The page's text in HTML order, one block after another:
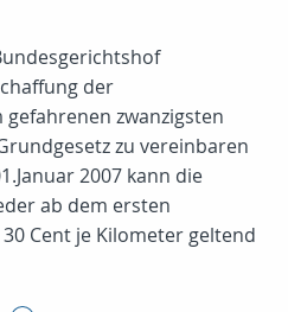
der
zwanzigsten
zu vereinbaren
2007 kann die
ab dem ersten
Cent je Kilometer geltend